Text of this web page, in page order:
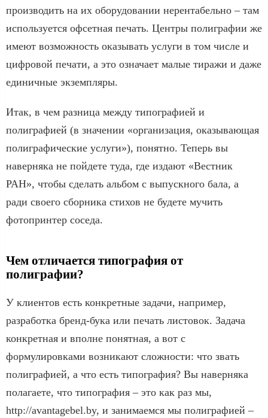
производить на их оборудовании нерентабельно – там
используется офсетная печать. Центры полиграфии же
имеют возможность оказывать услуги в том числе и
цифровой печати, а это означает малые тиражи и даже
единичные экземпляры.
Итак, в чем разница между типографией и
полиграфией (в значении «организация, оказывающая
полиграфические услуги»), понятно. Теперь вы
наверняка не пойдете туда, где издают «Вестник
РАН», чтобы сделать альбом с выпускного бала, а
ради своего сборника стихов не будете мучить
фотопринтер соседа.
Чем отличается типография от
полиграфии?
У клиентов есть конкретные задачи, например,
разработка бренд-бука или печать листовок. Задача
конкретная и вполне понятная, а вот с
формулировками возникают сложности: что звать
полиграфией, а что есть типография? Вы наверняка
полагаете, что типография – это как раз мы,
http://avantagebel.by, и занимаемся мы полиграфией –